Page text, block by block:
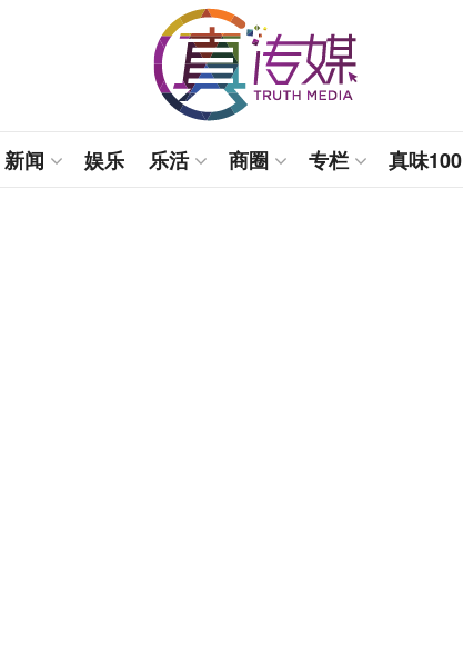
新闻 娱乐 乐活 商圈 专栏 真味100